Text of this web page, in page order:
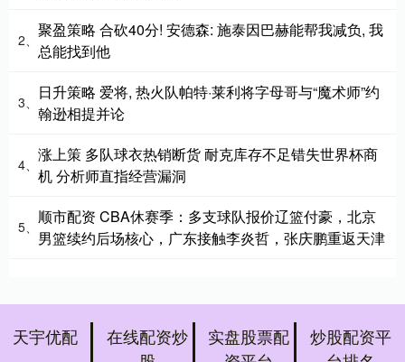
2、
聚盈策略 合砍40分! 安德森: 施泰因巴赫能帮我减负, 我
总能找到他
3、
日升策略 爱将, 热火队帕特·莱利将字母哥与“魔术师”约
翰逊相提并论
4、
涨上策 多队球衣热销断货 耐克库存不足错失世界杯商
机 分析师直指经营漏洞
5、
顺市配资 CBA休赛季：多支球队报价辽篮付豪，北京
男篮续约后场核心，广东接触李炎哲，张庆鹏重返天津
天宇优配
在线配资炒
实盘股票配
炒股配资平